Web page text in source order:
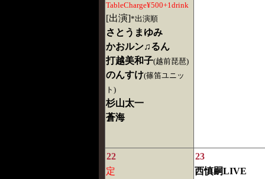
TableCharge¥500+1drink
[出演]*出演順
さとうまゆみ
かおルン♫るん
打越美和子(越前琵琶)
のんすけ(篠笛ユニッ
ト)
杉山太一
蒼海
22
定
23
西慎嗣LIVE